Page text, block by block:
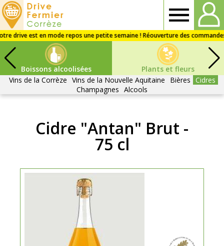
Corrèze
Boissons alcoolisées
Plants et fleurs
Vins de la Corrèze Vins de la Nouvelle Aquitaine Bières Cidres
Champagnes Alcools
Cidre "Antan" Brut -
75 cl